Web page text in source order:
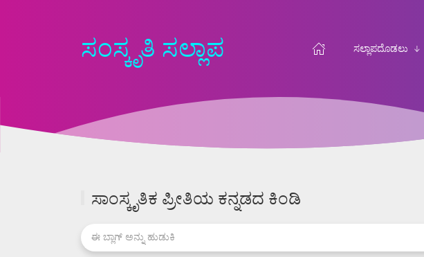
ಸಂಸ್ಕೃತಿ ಸಲ್ಲಾಪ ಸಲ್ಲಾಪದೊಡಲು
ಸಾಂಸ್ಕೃತಿಕ ಪ್ರೀತಿಯ ಕನ್ನಡದ ಕಿಂಡಿ